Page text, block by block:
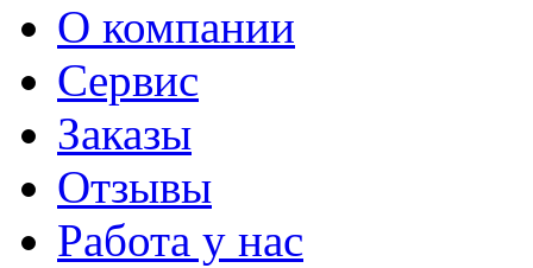
О компании
Сервис
Заказы
Отзывы
Работа у нас